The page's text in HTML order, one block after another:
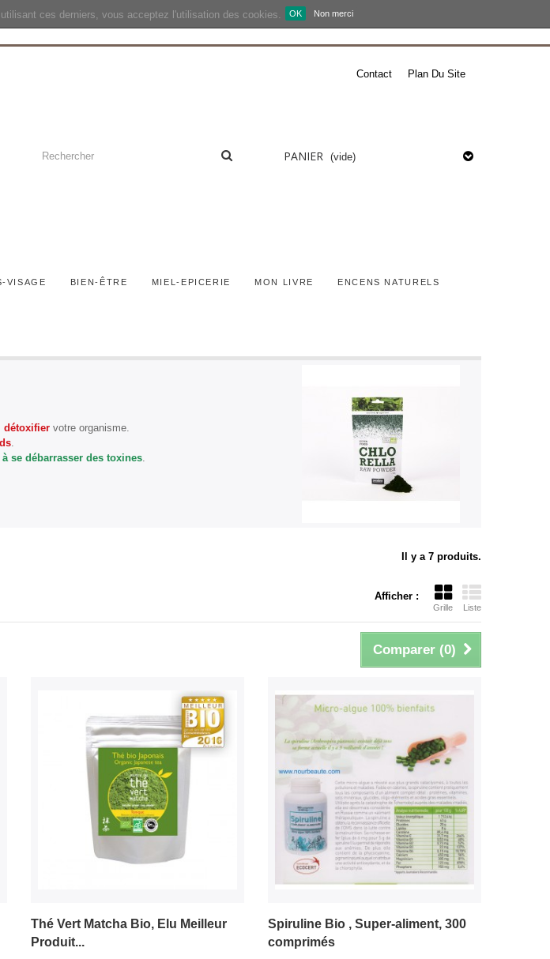
utilisant ces derniers, vous acceptez l'utilisation des cookies. OK Non merci
Contact Plan Du Site
PANIER (vide)
VISAGE BIEN-ÊTRE MIEL-EPICERIE MON LIVRE ENCENS NATURELS
détoxifier votre organisme.
.
à se débarrasser des toxines.
Il y a 7 produits.
Afficher :
Grille Liste
Comparer (0)
Thé Vert Matcha Bio, Elu Meilleur
Produit...
Spiruline Bio , Super-aliment, 300
comprimés